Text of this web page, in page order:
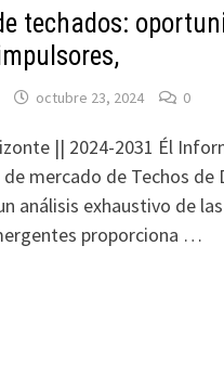
techados:
octubre 23, 2024 0
|| 2024-2031 Él
mercado de Techos de
análisis exhaustivo de
proporciona …